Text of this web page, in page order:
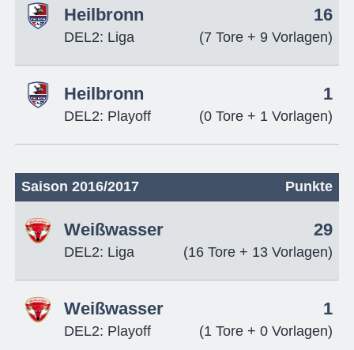
Heilbronn
DEL2: Liga
16
(7 Tore + 9 Vorlagen)
Heilbronn
DEL2: Playoff
1
(0 Tore + 1 Vorlagen)
Saison 2016/2017 Punkte
Weißwasser
DEL2: Liga
29
(16 Tore + 13 Vorlagen)
Weißwasser
DEL2: Playoff
1
(1 Tore + 0 Vorlagen)